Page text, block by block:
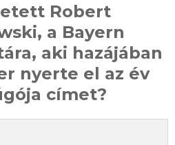
Robert
a Bayern
aki hazájában
nyerte el az év
címet?